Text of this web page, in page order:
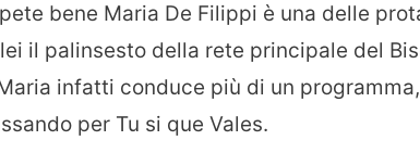
bene Maria De Filippi è una delle
il palinsesto della rete principale del
infatti conduce più di un
per Tu si que Vales.